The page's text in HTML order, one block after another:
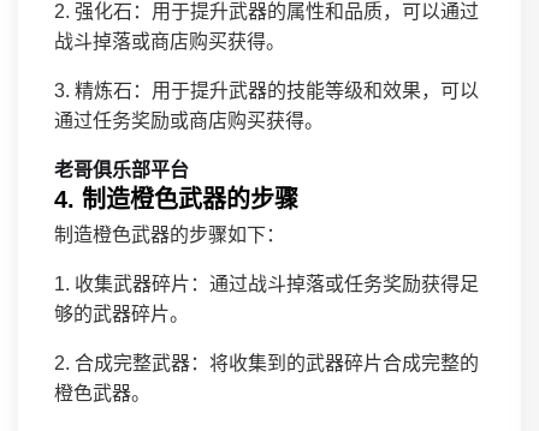
2. 强化石：用于提升武器的属性和品质，可以通过
战斗掉落或商店购买获得。
3. 精炼石：用于提升武器的技能等级和效果，可以
通过任务奖励或商店购买获得。
老哥俱乐部平台
4. 制造橙色武器的步骤
制造橙色武器的步骤如下：
1. 收集武器碎片：通过战斗掉落或任务奖励获得足
够的武器碎片。
2. 合成完整武器：将收集到的武器碎片合成完整的
橙色武器。